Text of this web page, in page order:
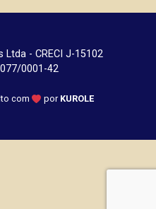
- CRECI J-15102
0001-42
com por KUROLE